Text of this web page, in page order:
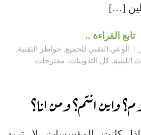
[…]
تابع القراءة ..
الوعي التقني للجميع, خواطر التقنية,
الليبية, كل التدوينات, مقترحات
واين انتم؟ ومن انا؟